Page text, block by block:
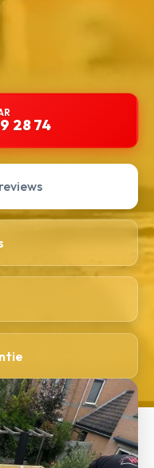
28 74